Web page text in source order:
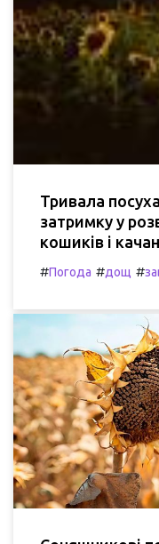
Тривала
затримку у
кошиків і
#Погода #дощ #